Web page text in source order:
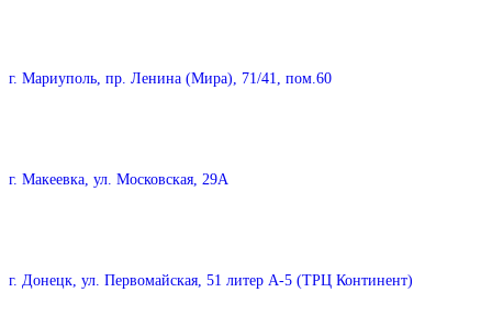
г. Мариуполь, пр. Ленина (Мира), 71/41, пом.60
г. Макеевка, ул. Московская, 29А
г. Донецк, ул. Первомайская, 51 литер А-5 (ТРЦ Континент)